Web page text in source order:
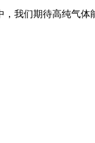
们期待高纯气体